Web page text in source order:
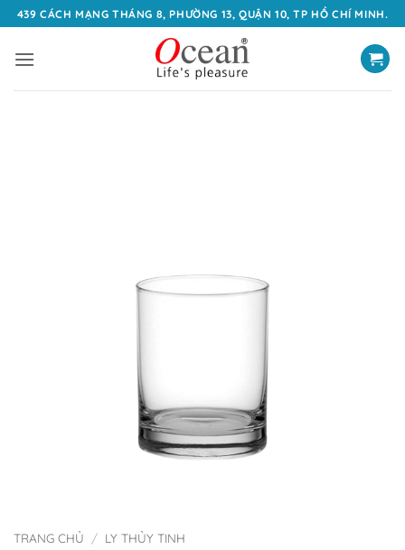
qua
nội
439 CÁCH MẠNG THÁNG 8, PHƯỜNG 13, QUẬN 10, TP HỒ CHÍ MINH.
TRANG CHỦ / LY THỦY TINH